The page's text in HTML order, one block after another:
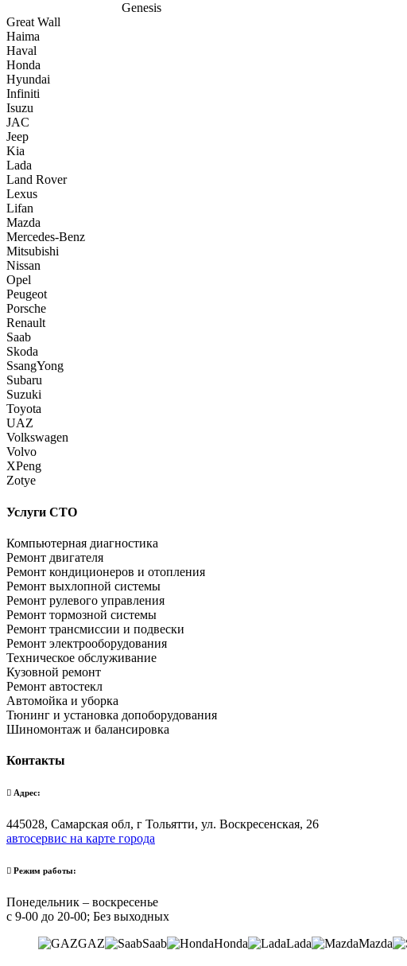
Genesis
Great Wall
Haima
Haval
Honda
Hyundai
Infiniti
Isuzu
JAC
Jeep
Kia
Lada
Land Rover
Lexus
Lifan
Mazda
Mercedes-Benz
Mitsubishi
Nissan
Opel
Peugeot
Porsche
Renault
Saab
Skoda
SsangYong
Subaru
Suzuki
Toyota
UAZ
Volkswagen
Volvo
XPeng
Zotye
Услуги СТО
Компьютерная диагностика
Ремонт двигателя
Ремонт кондиционеров и отопления
Ремонт выхлопной системы
Ремонт рулевого управления
Ремонт тормозной системы
Ремонт трансмиссии и подвески
Ремонт электрооборудования
Техническое обслуживание
Кузовной ремонт
Ремонт автостекл
Автомойка и уборка
Тюнинг и установка допоборудования
Шиномонтаж и балансировка
Контакты
Адрес:
445028, Самарская обл, г Тольятти, ул. Воскресенская, 26
автосервис на карте города
Режим работы:
Понедельник – воскресенье
с 9-00 до 20-00; Без выходных
GAZ
Saab Honda Lada Mazda